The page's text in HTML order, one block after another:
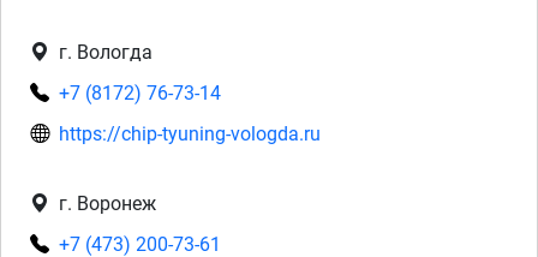
г. Вологда
+7 (8172) 76-73-14
https://chip-tyuning-vologda.ru
г. Воронеж
+7 (473) 200-73-61